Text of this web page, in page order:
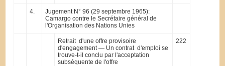
4.
Jugement N° 96 (29 septembre 1965):
Camargo contre le Secrétaire général de
l'Organisation des Nations Unies
Retrait d'une offre provisoire
d'engagement — Un contrat d'emploi se
trouve-t-il conclu par l'acceptation
subséquente de l'offre
222